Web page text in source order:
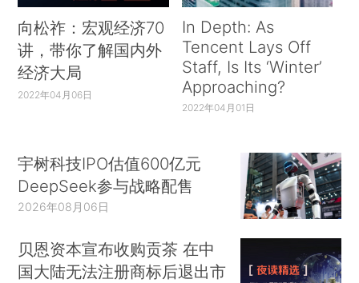
准行业指数，存在一定超额收益。可见，ESG表现突出的医疗卫
生企业其市场表现也较好，能带来一定的经济效益。
2.医疗卫生行业社会效益与ESG理念相契合
时期，广大社会成员的衣食住行医等物质生活的方方面面都能得
到保障和满足。在2000年9月的联合国大会上，由189位国家领导
标”（MDGs），这8项目标中包含降低儿童死亡率、与艾滋病毒、
疟疾和其他疾病作斗争等涉及医疗卫生领域的行为活动。随后在
向松祚：宏观经济70
讲，带你了解国内外
经济大局
2022年04月06日
In Depth: As
Tencent Lays Off
Staff, Is Its ‘Winter’
Approaching?
2022年04月01日
宇树科技IPO估值600亿元
DeepSeek参与战略配售
2026年08月06日
贝恩资本宣布收购贡茶 在中
国大陆无法注册商标后退出市